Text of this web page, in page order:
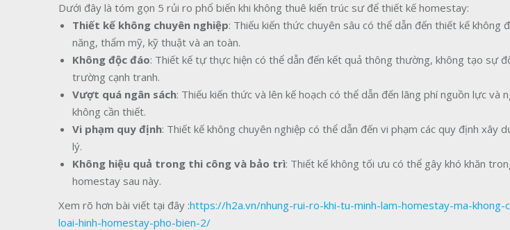
Dưới đây là tóm gọn 5 rủi ro phổ biến khi không thuê kiến trúc sư để thiết kế homestay:
Thiết kế không chuyên nghiệp: Thiếu kiến thức chuyên sâu có thể dẫn đến thiết kế không
năng, thẩm mỹ, kỹ thuật và an toàn.
Không độc đáo: Thiết kế tự thực hiện có thể dẫn đến kết quả thông thường, không tạo sự
trường cạnh tranh.
Vượt quá ngân sách: Thiếu kiến thức và lên kế hoạch có thể dẫn đến lãng phí nguồn lực và
không cần thiết.
Vi phạm quy định: Thiết kế không chuyên nghiệp có thể dẫn đến vi phạm các quy định xây
lý.
Không hiệu quả trong thi công và bảo trì: Thiết kế không tối ưu có thể gây khó khăn
homestay sau này.
Xem rõ hơn bài viết tại đây :https://h2a.vn/nhung-rui-ro-khi-tu-minh-lam-homestay-ma-khong-
loai-hinh-homestay-pho-bien-2/